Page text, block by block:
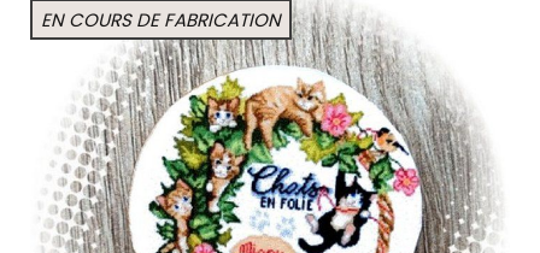
EN COURS DE FABRICATION